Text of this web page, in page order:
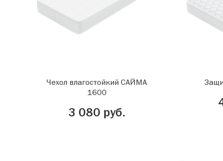
Чехол влагостойкий САЙМА
1600
3 080 руб.